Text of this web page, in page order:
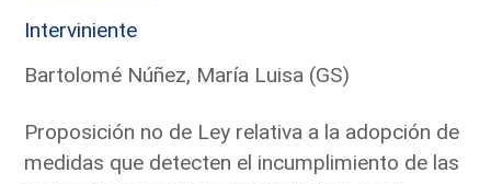
Interviniente
Bartolomé Núñez, María Luisa (GS)
Proposición no de Ley relativa a la adopción de
medidas que detecten el incumplimiento de las